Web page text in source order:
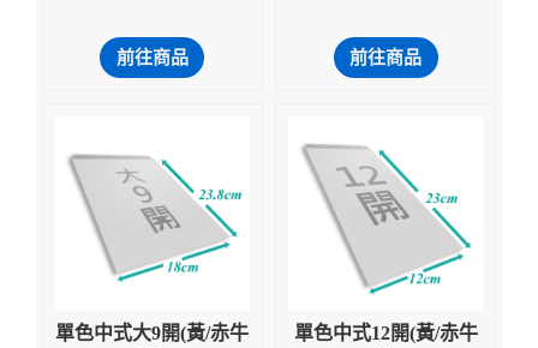
前往商品 前往商品
單色中式大9開(黃/赤牛
單色中式12開(黃/赤牛